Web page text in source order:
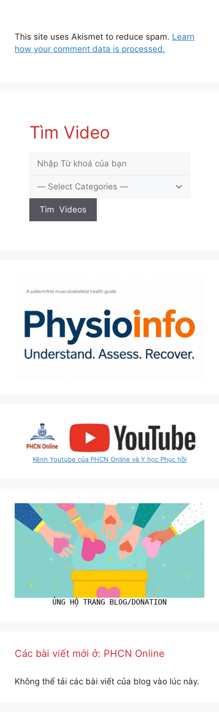
This site uses Akismet to reduce spam. Learn
how your comment data is processed.
Tìm Video
Kênh Youtube của PHCN Online và Y học Phục hồi
ỦNG HỘ TRANG BLOG/DONATION
Các bài viết mới ở: PHCN Online
Không thể tải các bài viết của blog vào lúc này.